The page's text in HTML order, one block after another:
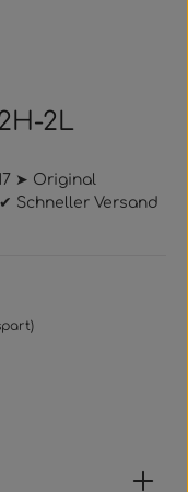
2L
➤ Original
Schneller Versand
Wert